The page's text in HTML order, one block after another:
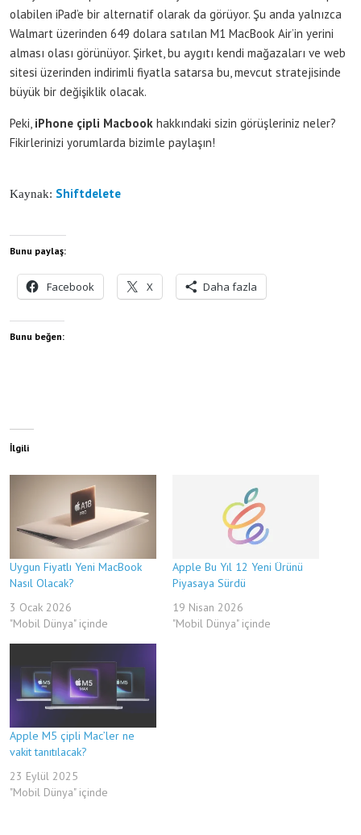
olabilen iPad’e bir alternatif olarak da görüyor. Şu anda yalnızca
Walmart üzerinden 649 dolara satılan M1 MacBook Air’in yerini
alması olası görünüyor. Şirket, bu aygıtı kendi mağazaları ve web
sitesi üzerinden indirimli fiyatla satarsa bu, mevcut stratejisinde
büyük bir değişiklik olacak.
Peki, iPhone çipli Macbook hakkındaki sizin görüşleriniz neler?
Fikirlerinizi yorumlarda bizimle paylaşın!
Kaynak: Shiftdelete
Bunu paylaş:
Facebook X Daha fazla
Bunu beğen:
İlgili
Uygun Fiyatlı Yeni MacBook
Nasıl Olacak?
3 Ocak 2026
"Mobil Dünya" içinde
Apple Bu Yıl 12 Yeni Ürünü
Piyasaya Sürdü
19 Nisan 2026
"Mobil Dünya" içinde
Apple M5 çipli Mac’ler ne
vakit tanıtılacak?
23 Eylül 2025
"Mobil Dünya" içinde